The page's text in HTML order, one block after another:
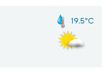
19.5°C